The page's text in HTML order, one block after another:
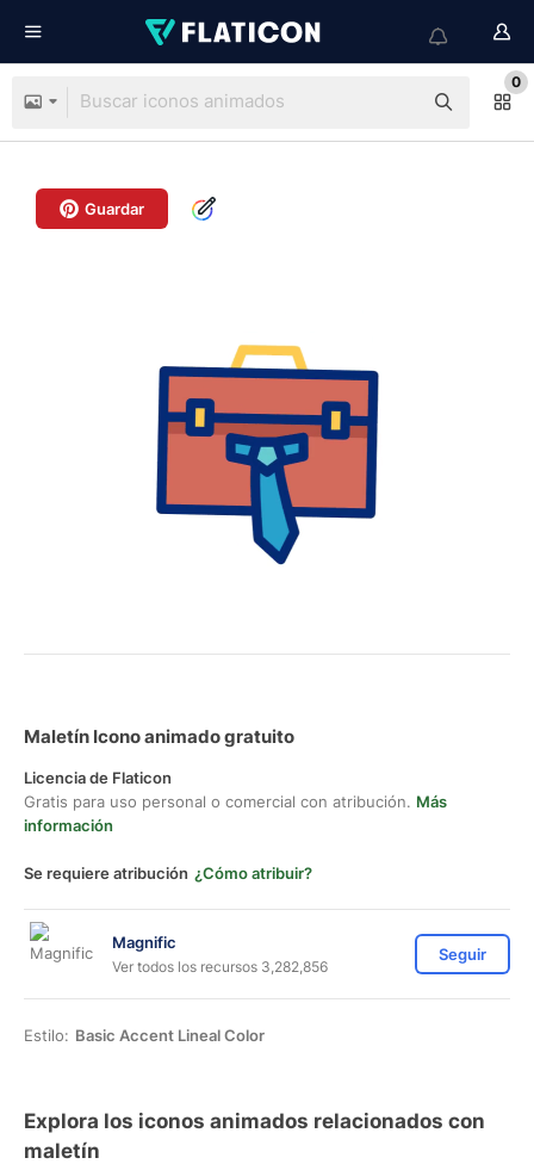
0
Guardar
Maletín Icono animado gratuito
Licencia de Flaticon
Gratis para uso personal o comercial con atribución. Más
información
Se requiere atribución ¿Cómo atribuir?
Magnific
Ver todos los recursos 3,282,856
Seguir
Estilo: Basic Accent Lineal Color
Explora los iconos animados relacionados con
maletín